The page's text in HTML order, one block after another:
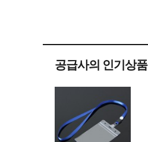
공급사의 인기상품